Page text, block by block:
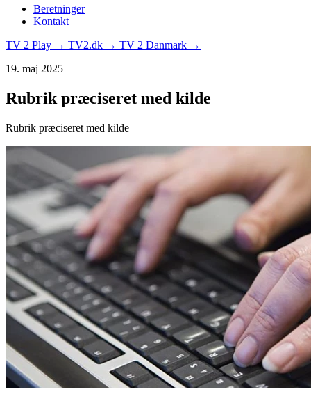
Beretninger
Kontakt
TV 2 Play → TV2.dk → TV 2 Danmark →
19. maj 2025
Rubrik præciseret med kilde
Rubrik præciseret med kilde